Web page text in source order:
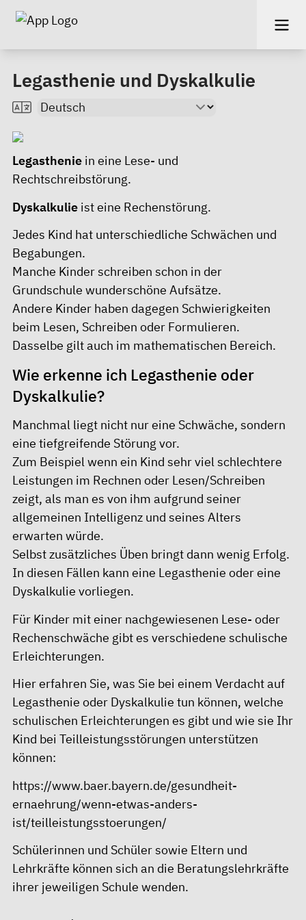
Legasthenie und Dyskalkulie
Legasthenie in eine Lese- und
Rechtschreibstörung.
Dyskalkulie ist eine Rechenstörung.
Jedes Kind hat unterschiedliche Schwächen und
Begabungen.
Manche Kinder schreiben schon in der
Grundschule wunderschöne Aufsätze.
Andere Kinder haben dagegen Schwierigkeiten
beim Lesen, Schreiben oder Formulieren.
Dasselbe gilt auch im mathematischen Bereich.
Wie erkenne ich Legasthenie oder
Dyskalkulie?
Manchmal liegt nicht nur eine Schwäche, sondern
eine tiefgreifende Störung vor.
Zum Beispiel wenn ein Kind sehr viel schlechtere
Leistungen im Rechnen oder Lesen/Schreiben
zeigt, als man es von ihm aufgrund seiner
allgemeinen Intelligenz und seines Alters
erwarten würde.
Selbst zusätzliches Üben bringt dann wenig Erfolg.
In diesen Fällen kann eine Legasthenie oder eine
Dyskalkulie vorliegen.
Für Kinder mit einer nachgewiesenen Lese- oder
Rechenschwäche gibt es verschiedene schulische
Erleichterungen.
Hier erfahren Sie, was Sie bei einem Verdacht auf
Legasthenie oder Dyskalkulie tun können, welche
schulischen Erleichterungen es gibt und wie sie Ihr
Kind bei Teilleistungsstörungen unterstützen
können:
https://www.baer.bayern.de/gesundheit-
ernaehrung/wenn-etwas-anders-
ist/teilleistungsstoerungen/
Schülerinnen und Schüler sowie Eltern und
Lehrkräfte können sich an die Beratungslehrkräfte
ihrer jeweiligen Schule wenden.